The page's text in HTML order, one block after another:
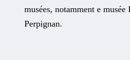
musées, notamment e
Perpignan.